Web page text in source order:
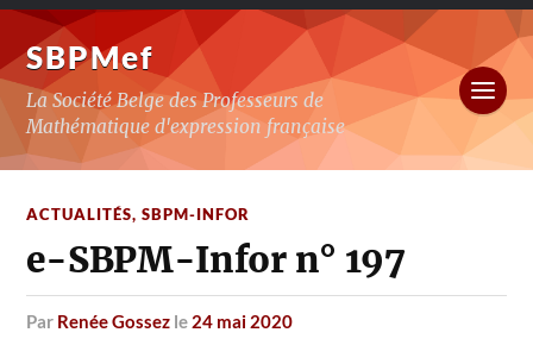
SBPMef
La Société Belge des Professeurs de
Mathématique d'expression française
ACTUALITÉS,SBPM-INFOR
e-SBPM-Infor n° 197
par Renée Gossez le 24 mai 2020